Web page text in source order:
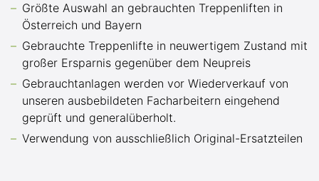
Größte Auswahl an gebrauchten Treppenliften in
Österreich und Bayern
Gebrauchte Treppenlifte in neuwertigem Zustand mit
großer Ersparnis gegenüber dem Neupreis
Gebrauchtanlagen werden vor Wiederverkauf von
unseren ausbebildeten Facharbeitern eingehend
geprüft und generalüberholt.
Verwendung von ausschließlich Original-Ersatzteilen